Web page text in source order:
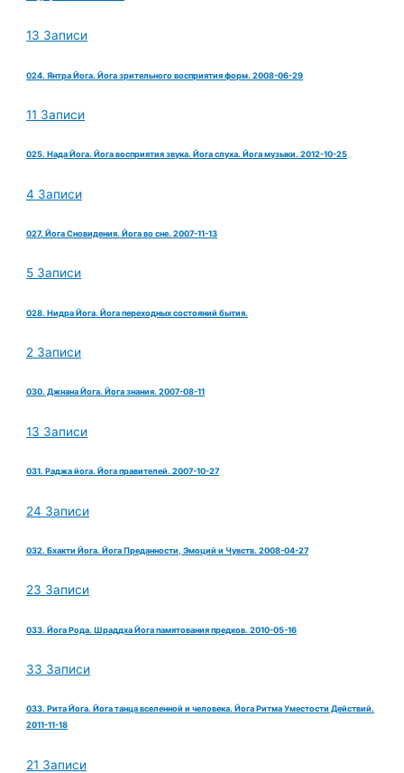
13 Записи
024. Янтра Йога. Йога зрительного восприятия форм. 2008-06-29
11 Записи
025. Нада Йога. Йога восприятия звука. Йога слуха. Йога музыки. 2012-10-25
4 Записи
027. Йога Сновидения. Йога во сне. 2007-11-13
5 Записи
028. Нидра Йога. Йога переходных состояний бытия.
2 Записи
030. Джнана Йога. Йога знания. 2007-08-11
13 Записи
031. Раджа йога. Йога правителей. 2007-10-27
24 Записи
032. Бхакти Йога. Йога Преданности, Эмоций и Чувств. 2008-04-27
23 Записи
033. Йога Рода. Шраддха Йога памятования предков. 2010-05-16
33 Записи
033. Рита Йога. Йога танца вселенной и человека. Йога Ритма Уместости Действий.
2011-11-18
21 Записи